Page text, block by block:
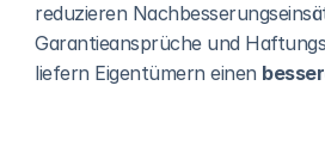
reduzieren
Garantieansprüche und
liefern Eigentümern einen